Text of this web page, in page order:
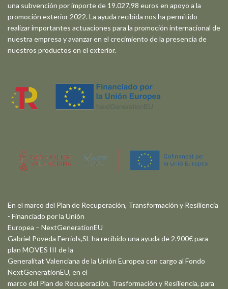
una subvención por importe de 19.027,98 euros en apoyo a la
promoción exterior 2022. La ayuda recibida nos ha permitido
realizar importantes actuaciones para la promoción internacional de
nuestra empresa y avanzar en el crecimiento de la presencia de
nuestros productos en el exterior.
En el marco del Plan de Recuperación, Transformación y Resiliencia
- Financiado por la Unión
Europea – NextGenerationEU
Gabriel Poveda Ferriols,SL ha recibido una ayuda de 2.900€ para
plan MOVES III de la
Generalitat Valenciana de la Unión Europea con cargo al Fondo
NextGenerationEU, en el
marco del Plan de Recuperación, Trasformación y Resiliencia, para